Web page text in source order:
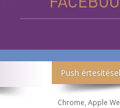
Push
Chrome, Apple